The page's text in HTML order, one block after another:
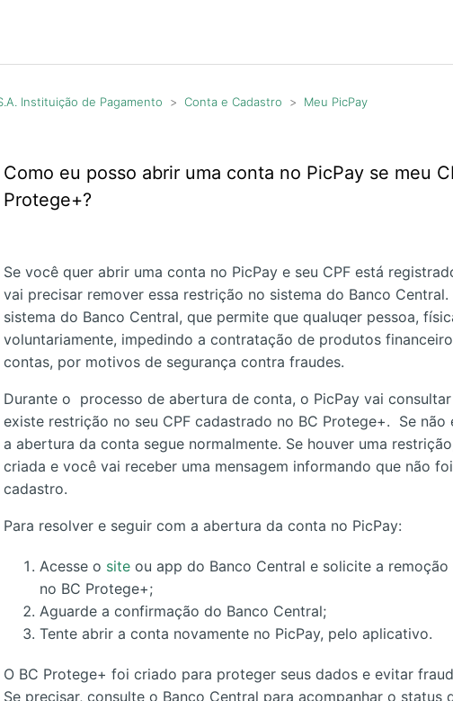
Instituição de Pagamento Conta e Cadastro Meu PicPay
Como eu posso abrir uma conta no PicPay se meu
Protege+?
Se você quer abrir uma conta no PicPay e seu CPF está
vai precisar remover essa restrição no sistema do Banco
sistema do Banco Central, que permite que qualuqer pessoa,
voluntariamente, impedindo a contratação de produtos
contas, por motivos de segurança contra fraudes.
Durante o processo de abertura de conta, o PicPay vai
existe restrição no seu CPF cadastrado no BC Protege+. Se não
a abertura da conta segue normalmente. Se houver uma
criada e você vai receber uma mensagem informando que não
cadastro.
Para resolver e seguir com a abertura da conta no PicPay:
Acesse o site ou app do Banco Central e solicite a
no BC Protege+;
Aguarde a confirmação do Banco Central;
Tente abrir a conta novamente no PicPay, pelo aplicativo.
O BC Protege+ foi criado para proteger seus dados e evitar
Se precisar, consulte o Banco Central para acompanhar o status